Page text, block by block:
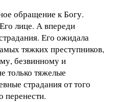
обращение к Богу.
лице. А впереди
Его ожидала
тяжких преступников,
безвинному и
только тяжелые
страдания от того
перенести.